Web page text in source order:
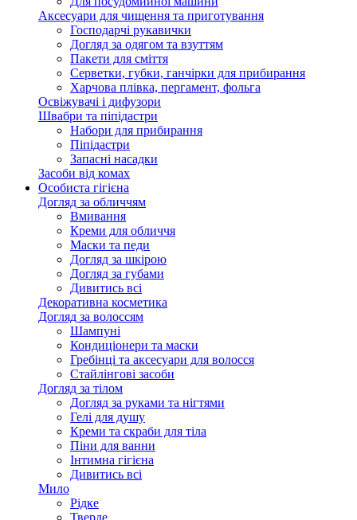
Аксесуари для чищення та приготування
Господарчі рукавички
Догляд за одягом та взуттям
Пакети для сміття
Серветки, губки, ганчірки для прибирання
Харчова плівка, пергамент, фольга
Освіжувачі і дифузори
Швабри та піпідастри
Набори для прибирання
Піпідастри
Запасні насадки
Засоби від комах
Особиста гігієна
Догляд за обличчям
Вмивання
Креми для обличчя
Маски та педи
Догляд за шкірою
Догляд за губами
Дивитись всі
Декоративна косметика
Догляд за волоссям
Шампуні
Кондиціонери та маски
Гребінці та аксесуари для волосся
Стайлінгові засоби
Догляд за тілом
Догляд за руками та нігтями
Гелі для душу
Креми та скраби для тіла
Піни для ванни
Інтимна гігієна
Дивитись всі
Мило
Рідке
Тверде